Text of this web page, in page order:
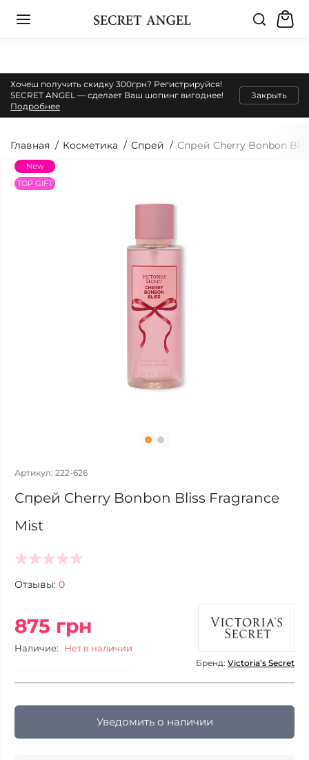
Хочеш получить скидку 300грн? Регистрируйся!
SECRET ANGEL — сделает Ваш шопинг вигоднее!
Подробнее
Закрыть
Главная Косметика Спрей Спрей Cherry Bonbon
New
TOP GIFT
Артикул: 222-626
Спрей Cherry Bonbon Bliss Fragrance
Mist
Отзывы: 0
875 грн
Наличие: Нет в наличии
Бренд: Victoria’s Secret
Уведомить о наличии